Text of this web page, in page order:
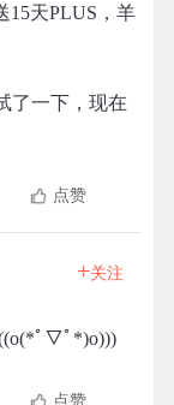
15天PLUS，羊
了一下，现在
点赞
+关注
ﾟ▽ﾟ*)o)))
点赞